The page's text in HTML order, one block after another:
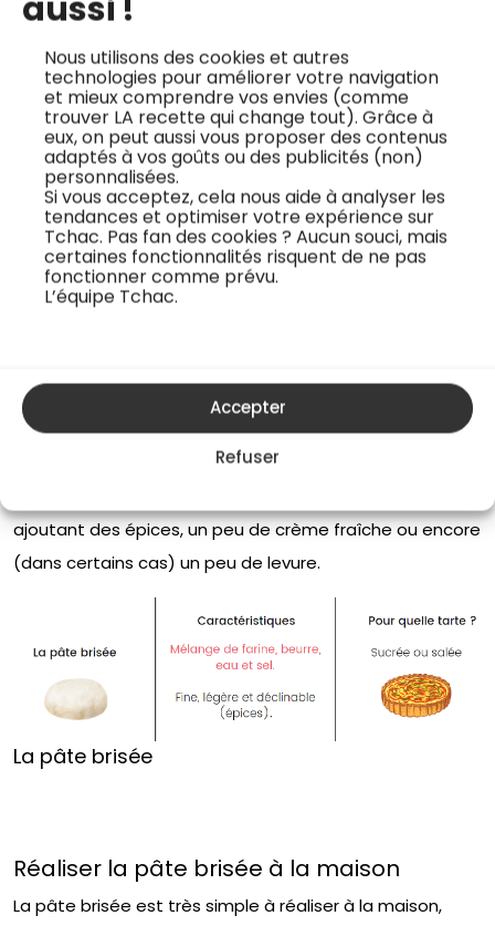
aussi !
Nous utilisons des cookies et autres
technologies pour améliorer votre navigation
et mieux comprendre vos envies (comme
trouver LA recette qui change tout). Grâce à
eux, on peut aussi vous proposer des contenus
adaptés à vos goûts ou des publicités (non)
personnalisées.
Si vous acceptez, cela nous aide à analyser les
tendances et optimiser votre expérience sur
Tchac. Pas fan des cookies ? Aucun souci, mais
certaines fonctionnalités risquent de ne pas
fonctionner comme prévu.
L’équipe Tchac.
Accepter
Refuser
Retrouvez le cours vidéo sur la tarte chocolat
sur Tchac.co
Lapâte brisée
sucrée : elle n’utilise pas de sucre et remplace l’œuf par
de l’eau (ou du lait dans certaines recettes). La pâte
brisée est plus lisse et moins friable que la pâte sucrée.
ajoutant des épices, un peu de crème fraîche ou encore
(dans certains cas) un peu de levure.
La pâte brisée
Réaliser la pâte brisée à la maison
La pâte brisée est très simple à réaliser à la maison,